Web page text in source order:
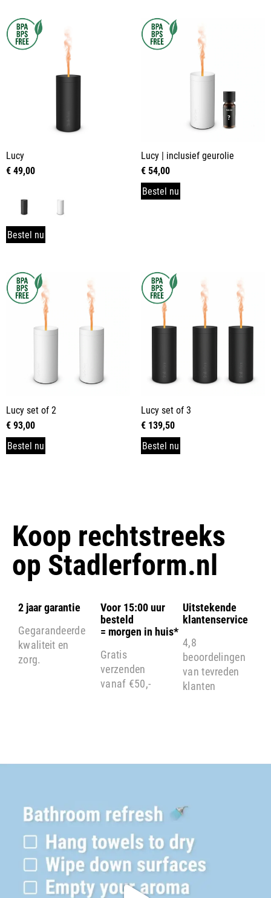
Lucy
€49,00
Bestel nu
Lucy | inclusief geurolie
€54,00
Bestel nu
Lucy set of 2
€93,00
Bestel nu
Lucy set of 3
€139,50
Bestel nu
Koop rechtstreeks
op Stadlerform.nl
2 jaar garantie
Gegarandeerde
kwaliteit en
zorg.
Voor 15:00 uur
besteld
= morgen in huis*
Gratis
verzenden
vanaf €50,-
Uitstekende
klantenservice
4,8
beoordelingen
van tevreden
klanten